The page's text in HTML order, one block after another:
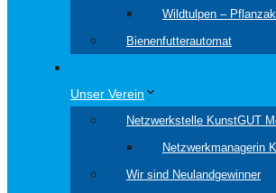
Wildtulpen –
Bienenfutterautomat
Unser Verein
Netzwerkstelle KunstGUT
Netzwerkmanagerin
Wir sind Neulandgewinner